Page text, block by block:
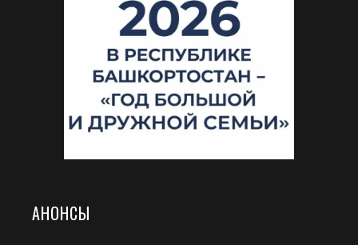
АНОНСЫ